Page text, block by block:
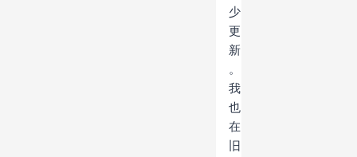
少
更
新
。
我
也
在
旧